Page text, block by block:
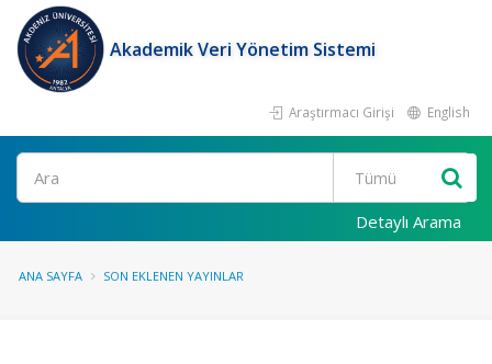
Akademik Veri Yönetim Sistemi
Araştırmacı Girişi English
Ara
Detaylı Arama
ANA SAYFA SON EKLENEN YAYINLAR